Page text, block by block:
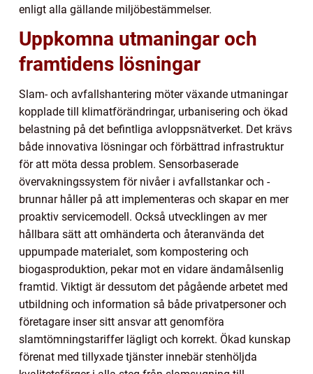
enligt alla gällande miljöbestämmelser.
Uppkomna utmaningar och
framtidens lösningar
Slam- och avfallshantering möter växande utmaningar
kopplade till klimatförändringar, urbanisering och ökad
belastning på det befintliga avloppsnätverket. Det krävs
både innovativa lösningar och förbättrad infrastruktur
för att möta dessa problem. Sensorbaserade
övervakningssystem för nivåer i avfallstankar och -
brunnar håller på att implementeras och skapar en mer
proaktiv servicemodell. Också utvecklingen av mer
hållbara sätt att omhänderta och återanvända det
uppumpade materialet, som kompostering och
biogasproduktion, pekar mot en vidare ändamålsenlig
framtid. Viktigt är dessutom det pågående arbetet med
utbildning och information så både privatpersoner och
företagare inser sitt ansvar att genomföra
slamtömningstariffer lägligt och korrekt. Ökad kunskap
förenat med tillyxade tjänster innebär stenhöljda